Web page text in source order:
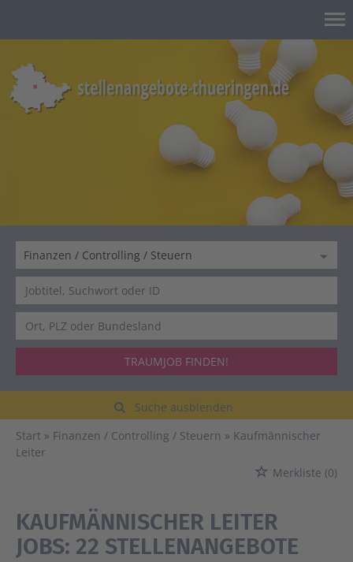
TRAUMJOB FINDEN!
Suche ausblenden
Start
Finanzen / Controlling / Steuern
Kaufmännischer
Leiter
Merkliste (0)
KAUFMÄNNISCHER LEITER
JOBS: 22 STELLENANGEBOTE